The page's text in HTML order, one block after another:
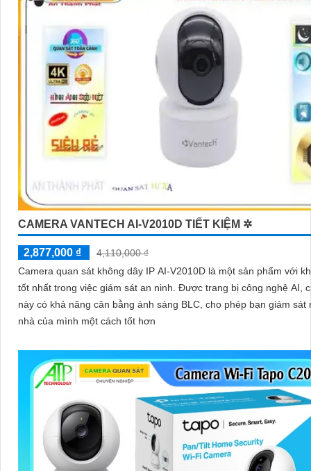
CAMERA VANTECH AI-V2010D TIẾT KIỆM ✲
2,877,000 ₫
4,110,000 ₫
Camera quan sát không dây IP AI-V2010D là một sản phẩm với
tốt nhất trong việc giám sát an ninh. Được trang bị công nghệ AI, camera
này có khả năng cân bằng ánh sáng BLC, cho phép bạn giám sát
nhà của mình một cách tốt hơn